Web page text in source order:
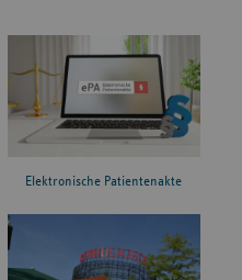
Elektronische Patientenakte